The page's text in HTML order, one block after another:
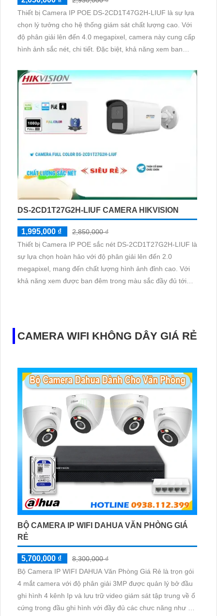
Thiết bị Camera IP POE DS-2CD1T47G2H-LIUF là sự lựa
chọn lý tưởng cho hệ thống giám sát chất lượng cao. Với
độ phân giải lên đến 4.0 megapixel, camera này cung cấp
hình ảnh sắc nét, chi tiết. Đặc biệt, khả năng xem ban
trong điều kiện thiếu sáng
DS-2CD1T27G2H-LIUF CAMERA HIKVISION
1,995,000 ₫
2,850,000 ₫
Thiết bị Camera IP POE sắc nét DS-2CD1T27G2H-LIUF là
sự lựa chọn hoàn hảo với độ phân giải lên đến 2.0
megapixel, mang đến chất lượng hình ảnh đỉnh cao. Với
khả năng xem được ban đêm trong màu sắc đầy đủ tới
CAMERA WIFI KHÔNG DÂY GIÁ RẺ
BỘ CAMERA IP WIFI DAHUA VĂN PHÒNG GIÁ
RẺ
5,700,000 ₫
8,300,000 ₫
Bộ Camera IP WIFI DAHUA Văn Phòng Giá Rẻ là trọn gói
4 mắt camera với độ phân giải 3MP được quản lý bở đầu
ghi hình 4 kênh Ip và lưu trữ video giám sát tập trung về ổ
cứng trong đầu ghi hình với đầy đủ các chưc năng như AI